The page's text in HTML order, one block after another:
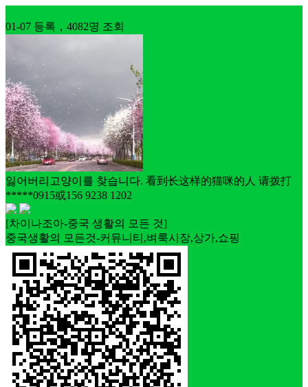
01-07 등록，4082명 조회
잃어버리고양이를 찾습니다. 看到长这样的猫咪的人 请拨打
*****0915或156 9238 1202
[차이나조아-중국 생활의 모든 것]
중국생활의 모든것-커뮤니티,벼룩시장,상가,쇼핑